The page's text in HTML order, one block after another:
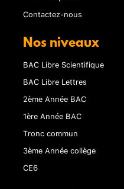
Contactez-nous
Nos niveaux
BAC Libre Scientifique
BAC Libre Lettres
2ème Année BAC
1ère Année BAC
Tronc commun
3ème Année collège
CE6